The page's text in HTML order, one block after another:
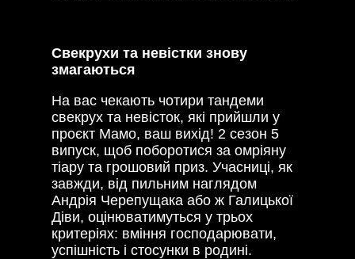
Свекрухи та невістки знову
змагаються
На вас чекають чотири тандеми
свекрух та невісток, які прийшли у
проєкт Мамо, ваш вихід! 2 сезон 5
випуск, щоб поборотися за омріяну
тіару та грошовий приз. Учасниці, як
завжди, від пильним наглядом
Андрія Черепущака або ж Галицької
Діви, оцінюватимуться у трьох
критеріях: вміння господарювати,
успішність і стосунки в родині.